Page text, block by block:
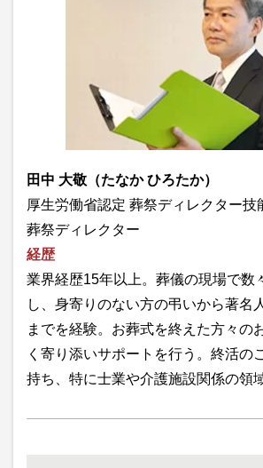
田中 大敬（たなか ひろたか）
厚生労働省認定 葬祭ディレクター
葬祭ディレクター
経歴
業界経歴15年以上。葬儀の現場で数
し、身寄りのない方の弔いから著名
までを経験。お葬式を終えた方々の
く寄り添いサポートを行う。終活の
持ち、特に士業や介護施設関係の領